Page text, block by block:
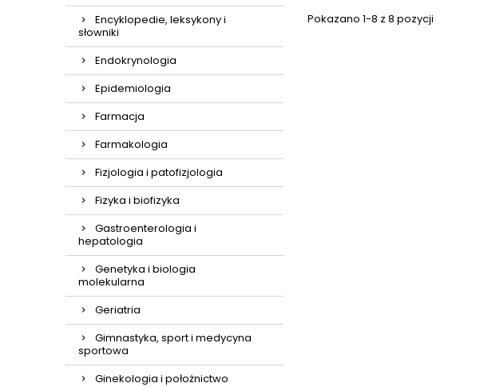
Encyklopedie, leksykony i
słowniki
Endokrynologia
Epidemiologia
Farmacja
Farmakologia
Fizjologia i patofizjologia
Fizyka i biofizyka
Gastroenterologia i
hepatologia
Genetyka i biologia
molekularna
Geriatria
Gimnastyka, sport i medycyna
sportowa
Ginekologia i położnictwo
Pokazano 1-8 z 8 pozycji